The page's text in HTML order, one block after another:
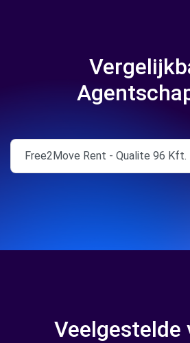
Free2Move Rent - Qualite 96 Kft.
Veelgestelde